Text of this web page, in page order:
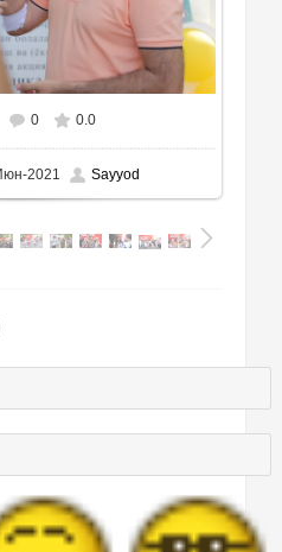
1111x815
0 0.0
2021 Sayyod